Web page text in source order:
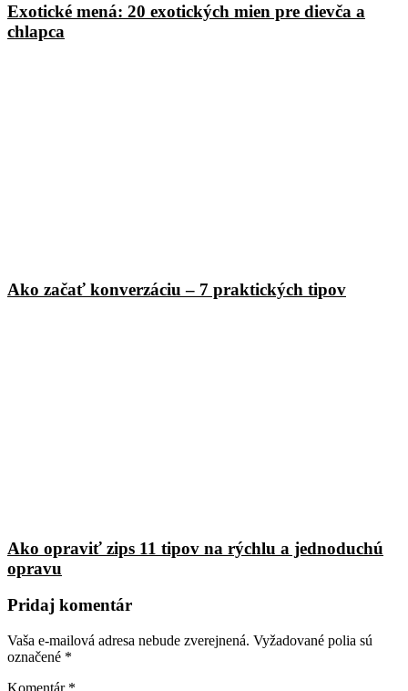
Exotické mená: 20 exotických mien pre dievča a
chlapca
Ako začať konverzáciu – 7 praktických tipov
Ako opraviť zips 11 tipov na rýchlu a jednoduchú
opravu
Pridaj komentár
Vaša e-mailová adresa nebude zverejnená. Vyžadované polia sú
označené *
Komentár *